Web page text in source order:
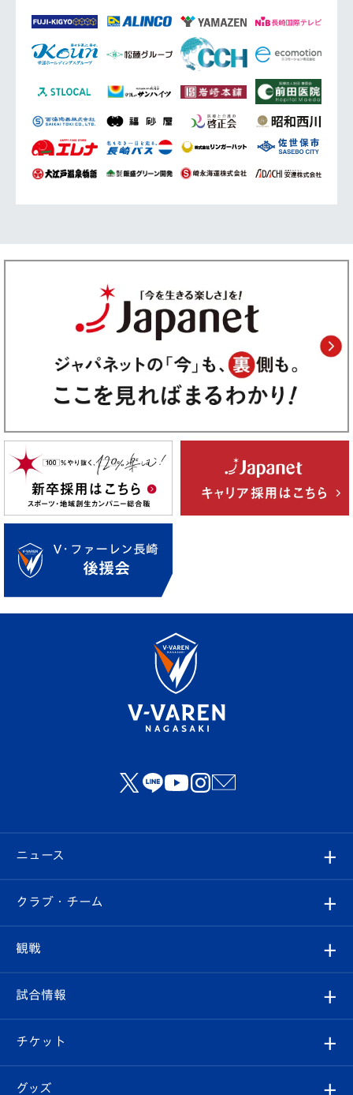
ニュース
すべて
クラブ
試合情報
クラブ・チーム
クラブ概要
エンブレム紹介
観戦
観戦ルール
はじめての観戦ガイド
試合情報
試合日程/結果
チケット
チケット
グッズ